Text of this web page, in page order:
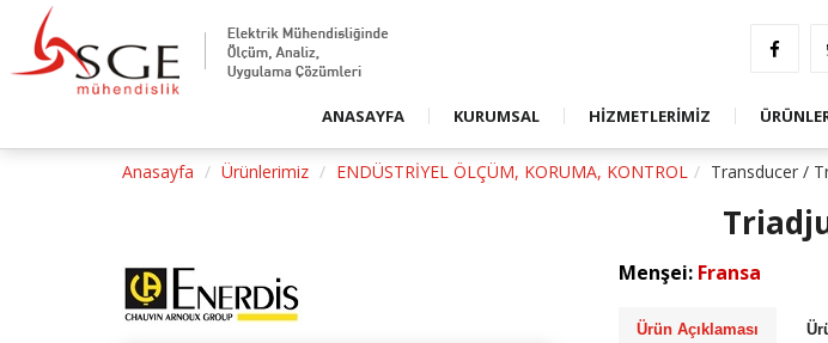
ANASAYFA KURUMSAL
Basında SGE
HİZMETLERİMİZ
Danışmanlık
ENERJİ
STOK
Anasayfa Ürünlerimiz ENDÜSTRİYEL ÖLÇÜM, KORUMA, KONTROL Transducer /
Menşei: Fransa
Ürün Açıklaması